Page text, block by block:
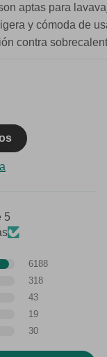
aptas para
y cómoda de
contra
5
6188
318
43
19
30